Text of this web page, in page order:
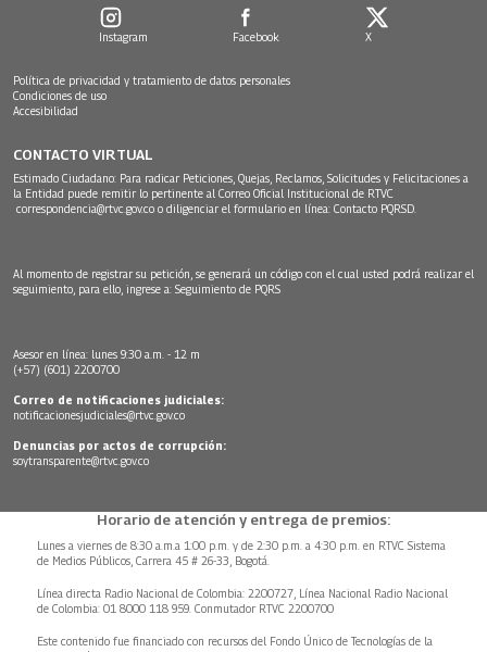
Instagram Facebook X
Política de privacidad y tratamiento de datos personales
Condiciones de uso
Accesibilidad
CONTACTO VIRTUAL
Estimado Ciudadano: Para radicar Peticiones, Quejas, Reclamos, Solicitudes y Felicitaciones a
la Entidad puede remitir lo pertinente al Correo Oficial Institucional de RTVC
correspondencia@rtvc.gov.co o diligenciar el formulario en línea: Contacto PQRSD.
Al momento de registrar su petición, se generará un código con el cual usted podrá realizar el
seguimiento, para ello, ingrese a: Seguimiento de PQRS
Asesor en línea: lunes 9:30 a.m. - 12 m
(+57) (601) 2200700
Correo de notificaciones judiciales:
notificacionesjudiciales@rtvc.gov.co
Denuncias por actos de corrupción:
soytransparente@rtvc.gov.co
Horario de atención y entrega de premios:
Lunes a viernes de 8:30 a.m.a 1:00 p.m. y de 2:30 p.m. a 4:30 p.m. en RTVC Sistema
de Medios Públicos, Carrera 45 # 26-33, Bogotá.
Línea directa Radio Nacional de Colombia: 2200727, Línea Nacional Radio Nacional
de Colombia: 01 8000 118 959. Conmutador RTVC 2200700
Este contenido fue financiado con recursos del Fondo Único de Tecnologías de la